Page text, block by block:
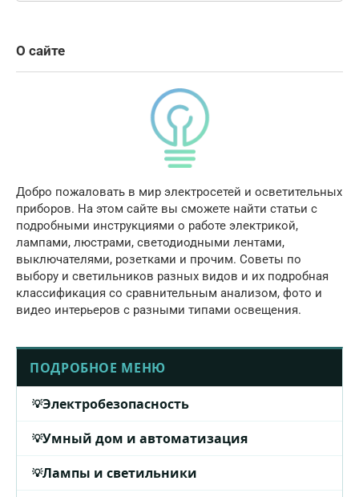
О сайте
Добро пожаловать в мир электросетей и осветительных
приборов. На этом сайте вы сможете найти статьи с
подробными инструкциями о работе электрикой,
лампами, люстрами, светодиодными лентами,
выключателями, розетками и прочим. Советы по
выбору и светильников разных видов и их подробная
классификация со сравнительным анализом, фото и
видео интерьеров с разными типами освещения.
ПОДРОБНОЕ МЕНЮ
Электробезопасность
Умный дом и автоматизация
Лампы и светильники